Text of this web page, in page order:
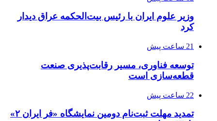
وزیر علوم ایران با رئیس بیت‌الحکمه عراق دیدار
کرد
21 ساعت پیش
توسعه فناوری، مسیر رقابت‌پذیری صنعت
قطعه‌سازی است
22 ساعت پیش
تمدید مهلت ثبت‌نام دومین نمایشگاه «فر ایران ۲»